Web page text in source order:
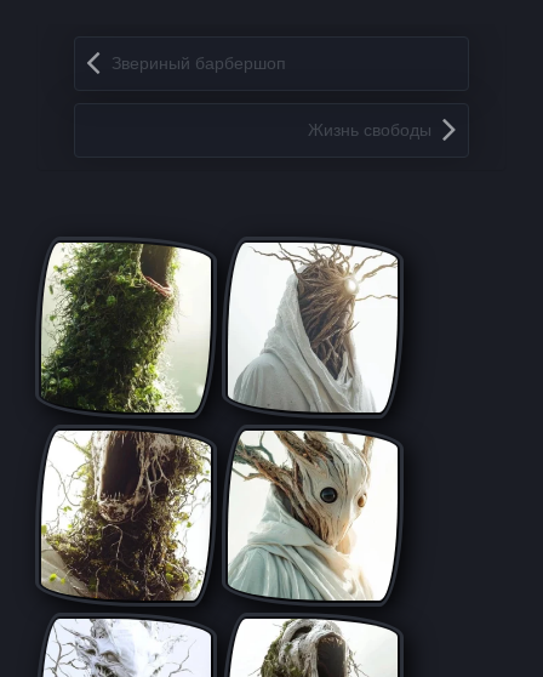
Запись навигация
Звериный барбершоп
Жизнь свободы